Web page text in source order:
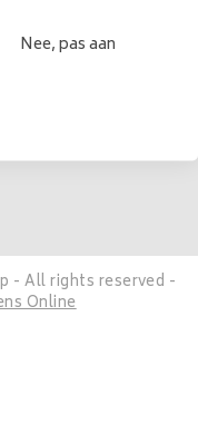
- All rights reserved -
Online
Nee, pas aan